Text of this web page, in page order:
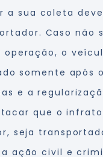
a sua coleta
Caso não
operação, o
somente após
e a
que o
seja
ação civil e